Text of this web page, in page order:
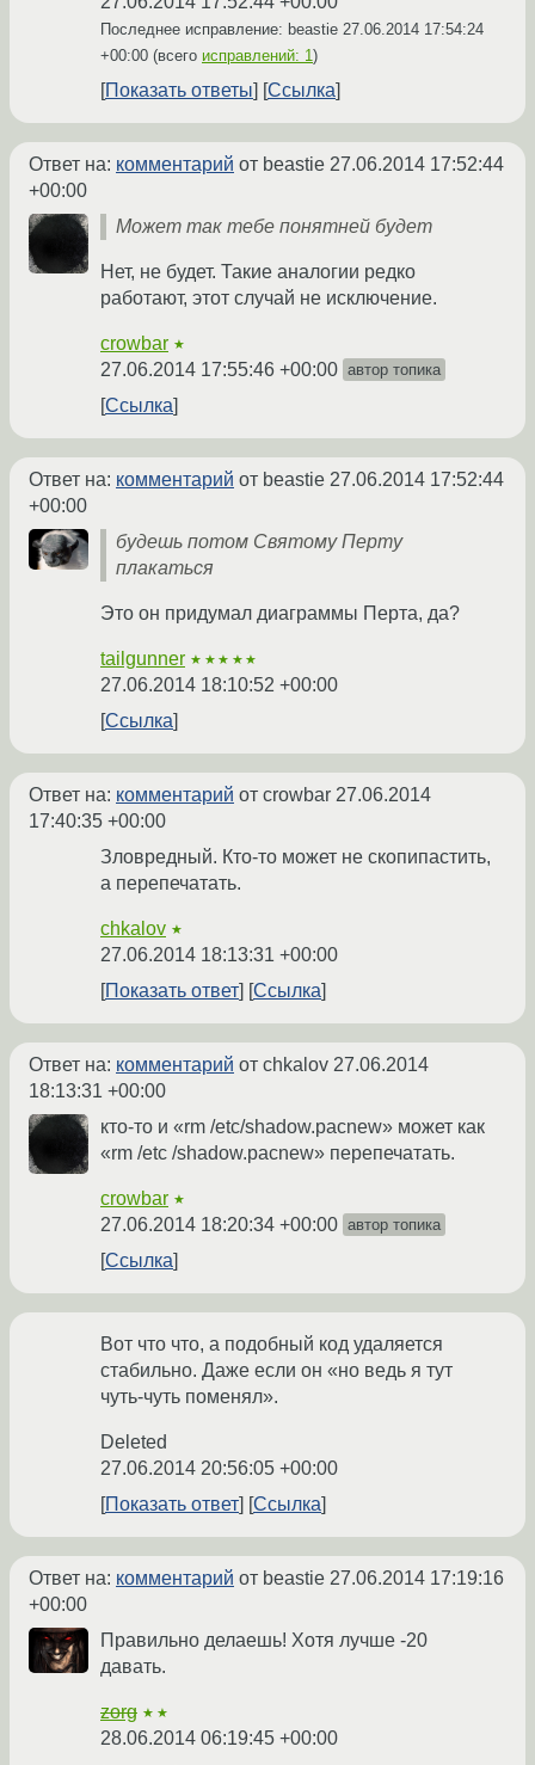
Последнее исправление: beastie 27.06.2014 17:54:24
+00:00 (всего исправлений: 1)
Показать ответы Ссылка
Ответ на: комментарий от beastie 27.06.2014 17:52:44
+00:00
Может так тебе понятней будет
Нет, не будет. Такие аналогии редко
работают, этот случай не исключение.
crowbar ★
27.06.2014 17:55:46 +00:00 автор топика
Ссылка
Ответ на: комментарий от beastie 27.06.2014 17:52:44
+00:00
будешь потом Святому Перту
плакаться
Это он придумал диаграммы Перта, да?
tailgunner ★★★★★
27.06.2014 18:10:52 +00:00
Ссылка
Ответ на: комментарий от crowbar 27.06.2014
17:40:35 +00:00
Зловредный. Кто-то может не скопипастить,
а перепечатать.
chkalov ★
27.06.2014 18:13:31 +00:00
Показать ответ
Ссылка
Ответ на: комментарий от chkalov 27.06.2014
18:13:31 +00:00
кто-то и «rm /etc/shadow.pacnew» может как
«rm /etc /shadow.pacnew» перепечатать.
crowbar ★
27.06.2014 18:20:34 +00:00 автор топика
Ссылка
Вот что что, а подобный код удаляется
стабильно. Даже если он «но ведь я тут
чуть-чуть поменял».
Deleted
27.06.2014 20:56:05 +00:00
Показать ответ
Ссылка
Ответ на: комментарий от beastie 27.06.2014 17:19:16
+00:00
Правильно делаешь! Хотя лучше -20
давать.
zorg ★★
28.06.2014 06:19:45 +00:00